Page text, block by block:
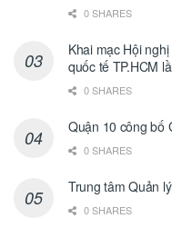
0 SHARES
Khai mạc Hội
quốc tế TP.HCM
0 SHARES
Quận 10 công bố
0 SHARES
Trung tâm Quản
0 SHARES